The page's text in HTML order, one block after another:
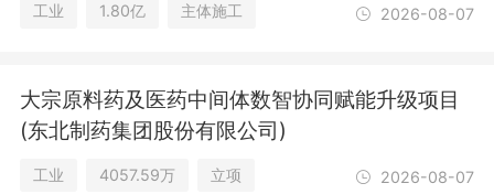
工业 1.80亿 主体施工 2026-08-07
大宗原料药及医药中间体数智协同赋能升级项目
(东北制药集团股份有限公司)
工业 4057.59万 立项 2026-08-07